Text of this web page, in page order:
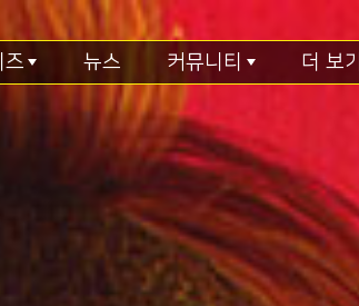
즈 뉴스 커뮤니티 더 보기